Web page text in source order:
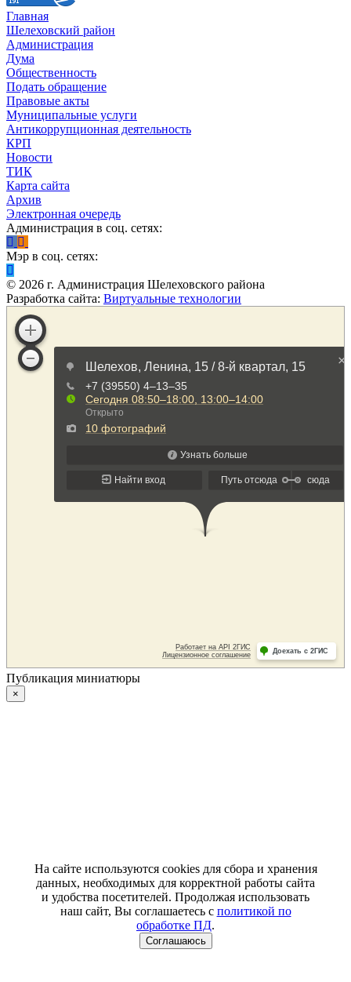
Главная
Шелеховский район
Администрация
Дума
Общественность
Подать обращение
Правовые акты
Муниципальные услуги
Антикоррупционная деятельность
КРП
Новости
ТИК
Карта сайта
Архив
Электронная очередь
Администрация в соц. сетях:
Мэр в соц. сетях:
© 2026 г. Администрация Шелеховского района
Разработка сайта: Виртуальные технологии
Публикация миниатюры
×
На сайте используются cookies для сбора и хранения
данных, необходимых для корректной работы сайта
и удобства посетителей. Продолжая использовать
наш сайт, Вы соглашаетесь с политикой по
обработке ПД.
Соглашаюсь